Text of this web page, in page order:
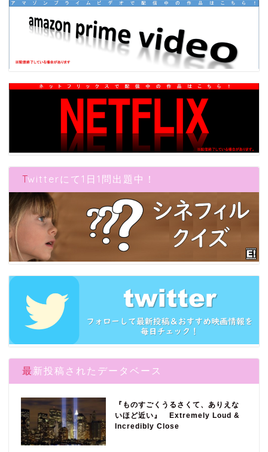
Twitterにて1日1問出題中！
最新投稿されたデータベース
『ものすごくうるさくて、ありえな
いほど近い』 Extremely Loud &
Incredibly Close